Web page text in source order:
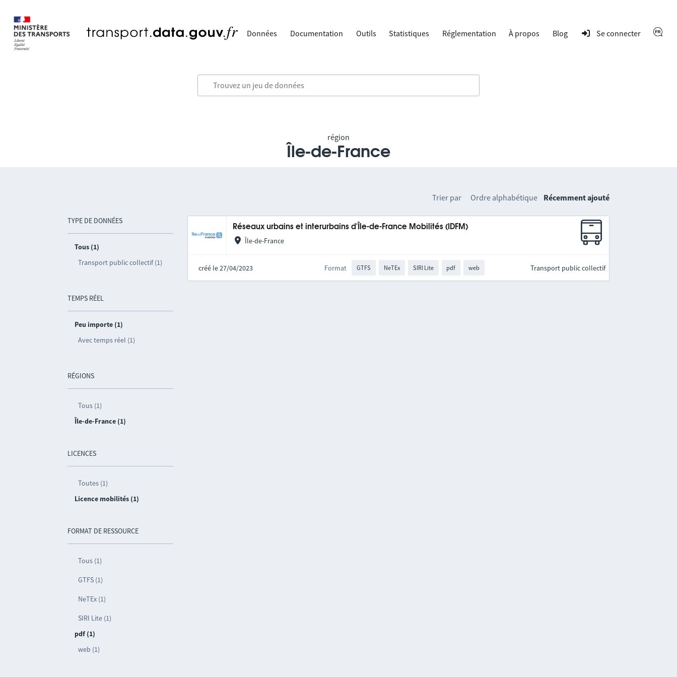
Données Documentation Outils Statistiques Réglementation À propos Blog Se connecter
région
Île-de-France
TYPE DE DONNÉES
Tous (1)
Transport public collectif (1)
TEMPS RÉEL
Peu importe (1)
Avec temps réel (1)
RÉGIONS
Tous (1)
Île-de-France (1)
LICENCES
Toutes (1)
Licence mobilités (1)
FORMAT DE RESSOURCE
Tous (1)
GTFS (1)
NeTEx (1)
SIRI Lite (1)
pdf (1)
web (1)
Trier par Ordre alphabétique Récemment ajouté
Réseaux urbains et interurbains d'Île-de-France Mobilités (IDFM)
Île-de-France
créé le 27/04/2023 Format GTFS NeTEx SIRI Lite pdf web Transport public collectif